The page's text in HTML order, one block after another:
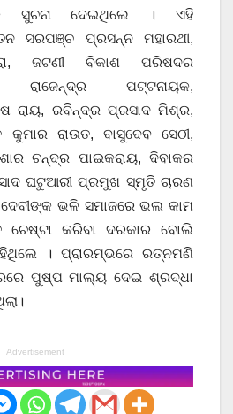
ସୁଚନା ଦେଇଥିଲେ । ଏହି
ସରପଞ୍ଚ ପ୍ରସନ୍ନ ମହାରଥୀ,
ଜଟଣୀ ବିକାଶ ପରିଷଦର
ରାଜେନ୍ଦ୍ର ପଟ୍ଟନାୟକ,
ରାୟ, ରବିନ୍ଦ୍ର ପ୍ରସାଦ ମିଶ୍ର,
ରାଉତ, ବାସୁଦେବ ସେଠୀ,
ଚନ୍ଦ୍ର ପାଇକରାୟ, ଦିବାକର
ଘଟୁଆରୀ ପ୍ରମୁଖ ସ୍ମୃତି ଚାରଣ
ଭଳି ସମାଜରେ ଭଲ କାମ
ଚେଷ୍ଟା କରିବା ଦରକାର ବୋଲି
। ପ୍ରାରମ୍ଭରେ ରତ୍ନମଣି
ପୁଷ୍ପ ମାଲ୍ୟ ଦେଇ ଶ୍ରଦ୍ଧା
Advertisement